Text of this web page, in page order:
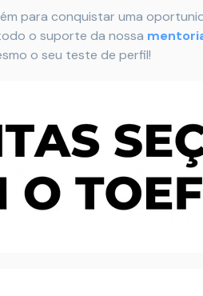
para conquistar uma
o suporte da nossa
o seu teste de perfil!